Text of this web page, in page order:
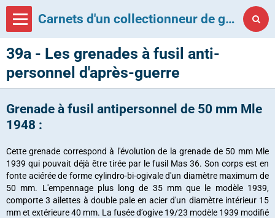
Carnets d'un collectionneur de grenades françaises
39a - Les grenades à fusil anti-
personnel d'après-guerre
Grenade à fusil antipersonnel de 50 mm Mle
1948 :
Cette grenade correspond à l'évolution de la grenade de 50 mm Mle
1939 qui pouvait déjà être tirée par le fusil Mas 36. Son corps est en
fonte aciérée de forme cylindro-bi-ogivale d'un diamètre maximum de
50 mm. L'empennage plus long de 35 mm que le modèle 1939,
comporte 3 ailettes à double pale en acier d'un diamètre intérieur 15
mm et extérieure 40 mm. La fusée d’ogive 19/23 modèle 1939 modifié